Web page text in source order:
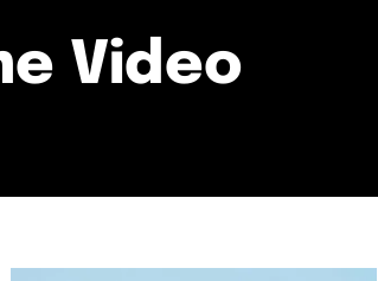
Video